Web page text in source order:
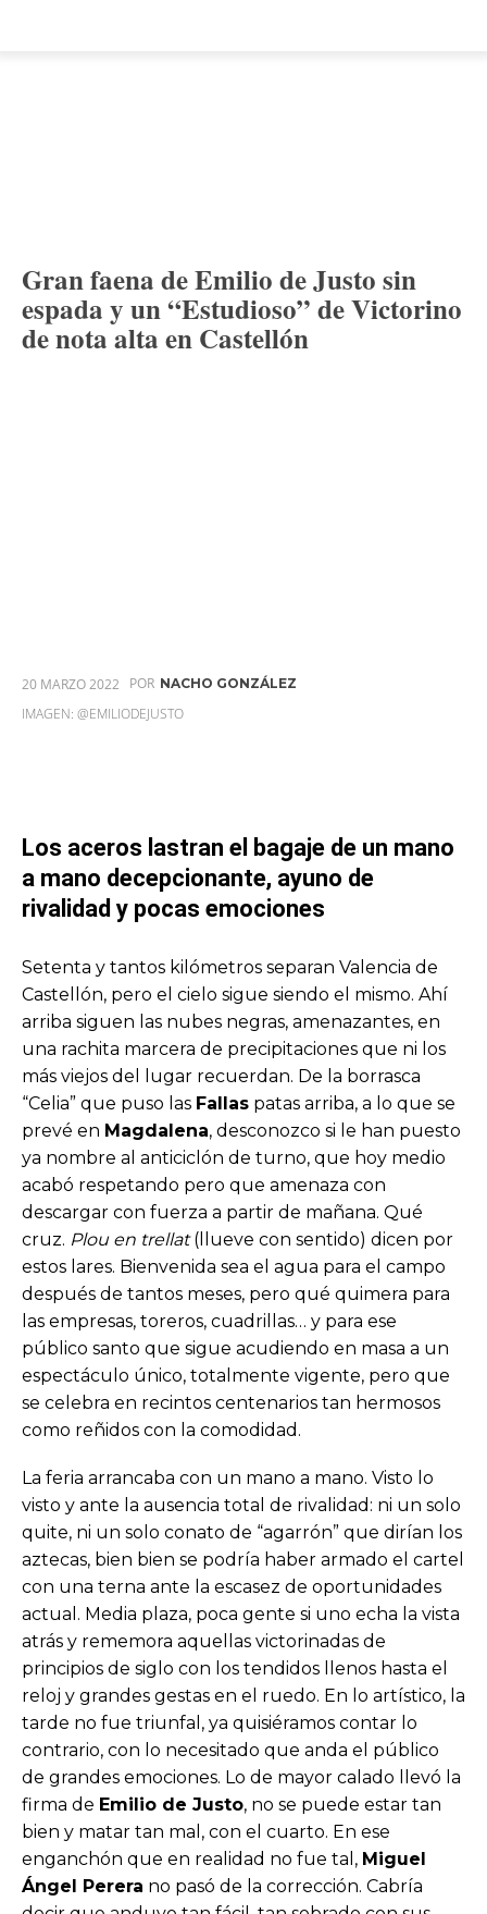
Gran faena de Emilio de Justo sin
espada y un “Estudioso” de Victorino
de nota alta en Castellón
20 MARZO 2022 POR NACHO GONZÁLEZ
IMAGEN: @EMILIODEJUSTO
Los aceros lastran el bagaje de un mano
a mano decepcionante, ayuno de
rivalidad y pocas emociones
Setenta y tantos kilómetros separan Valencia de
Castellón, pero el cielo sigue siendo el mismo. Ahí
arriba siguen las nubes negras, amenazantes, en
una rachita marcera de precipitaciones que ni los
más viejos del lugar recuerdan. De la borrasca
“Celia” que puso las Fallas patas arriba, a lo que se
prevé en Magdalena, desconozco si le han puesto
ya nombre al anticiclón de turno, que hoy medio
acabó respetando pero que amenaza con
descargar con fuerza a partir de mañana. Qué
cruz. Plou en trellat(llueve con sentido) dicen por
estos lares. Bienvenida sea el agua para el campo
después de tantos meses, pero qué quimera para
las empresas, toreros, cuadrillas… y para ese
público santo que sigue acudiendo en masa a un
espectáculo único, totalmente vigente, pero que
se celebra en recintos centenarios tan hermosos
como reñidos con la comodidad.
La feria arrancaba con un mano a mano. Visto lo
visto y ante la ausencia total de rivalidad: ni un solo
quite, ni un solo conato de “agarrón” que dirían los
aztecas, bien bien se podría haber armado el cartel
con una terna ante la escasez de oportunidades
actual. Media plaza, poca gente si uno echa la vista
atrás y rememora aquellas victorinadas de
principios de siglo con los tendidos llenos hasta el
reloj y grandes gestas en el ruedo. En lo artístico, la
tarde no fue triunfal, ya quisiéramos contar lo
contrario, con lo necesitado que anda el público
de grandes emociones. Lo de mayor calado llevó la
firma de Emilio de Justo, no se puede estar tan
bien y matar tan mal, con el cuarto. En ese
enganchón que en realidad no fue tal, Miguel
Ángel Perera no pasó de la corrección. Cabría